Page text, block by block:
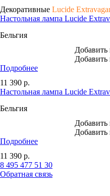
Декоративные Lucide
Настольная лампа Lucide
Бельгия
Добавить
Добавить
Подробнее
11 390 р.
Настольная лампа Lucide
Бельгия
Добавить
Добавить
Подробнее
11 390 р.
8 495 477 51 30
Обратная связь